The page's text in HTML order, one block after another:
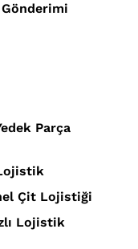
Gönderimi
Parça
Çit Lojistiği
Lojistik